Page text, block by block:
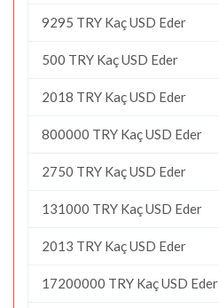
9295 TRY Kaç USD Eder
500 TRY Kaç USD Eder
2018 TRY Kaç USD Eder
800000 TRY Kaç USD Eder
2750 TRY Kaç USD Eder
131000 TRY Kaç USD Eder
2013 TRY Kaç USD Eder
17200000 TRY Kaç USD Eder